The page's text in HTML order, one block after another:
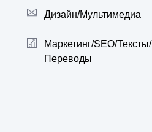
Дизайн/Мультимедиа
Маркетинг/SEO/Тексты/
Переводы